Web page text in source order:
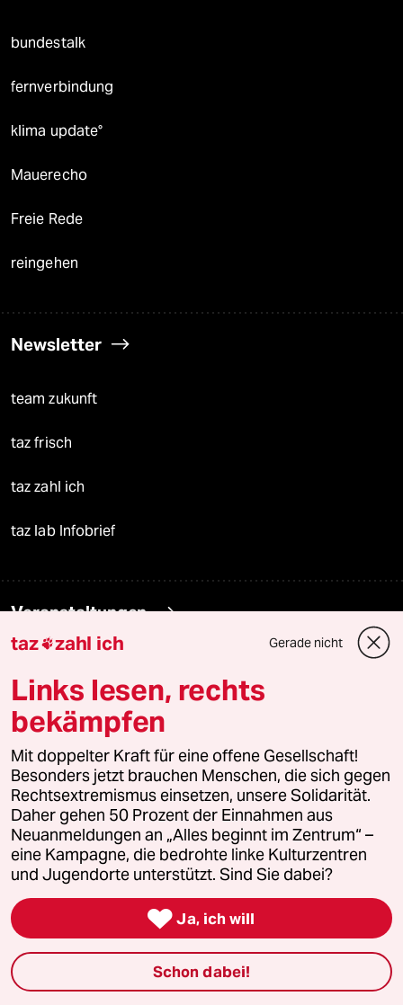
bundestalk
fernverbindung
klima update°
Mauerecho
Freie Rede
reingehen
Newsletter
team zukunft
taz frisch
taz zahl ich
taz lab Infobrief
Veranstaltungen
Vor Ort
Live im Stream
Vergangene
taz lab 2027
Mehr taz Lesestoff
taz Blogs
taz zahl ich Gerade nicht
Links lesen, rechts
bekämpfen
Mit doppelter Kraft für eine offene Gesellschaft!
Besonders jetzt brauchen Menschen, die sich gegen
Rechtsextremismus einsetzen, unsere Solidarität.
Daher gehen 50 Prozent der Einnahmen aus
Neuanmeldungen an „Alles beginnt im Zentrum“ –
eine Kampagne, die bedrohte linke Kulturzentren
und Jugendorte unterstützt. Sind Sie dabei?
 Ja, ich will
Schon dabei!